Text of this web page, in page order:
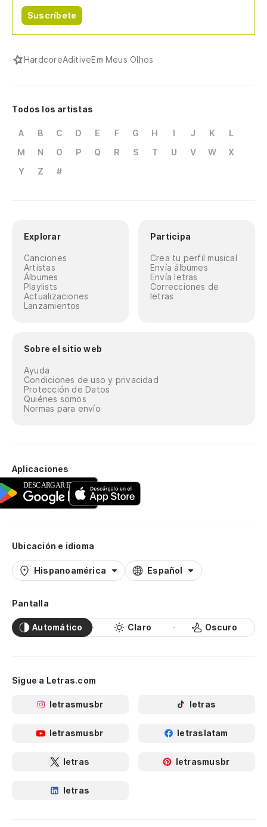
Suscríbete
HardcoreAditiveEm Meus Olhos
Todos los artistas
A B C D E F G H I J K
L
M
N O P Q R S T U V W
X
Y
Z #
Explorar
Canciones
Artistas
Álbumes
Playlists
Actualizaciones
Lanzamientos
Participa
Crea tu perfil musical
Envía álbumes
Envía letras
Correcciones de
letras
Sobre el sitio web
Ayuda
Condiciones de uso y privacidad
Protección de Datos
Quiénes somos
Normas para envío
Aplicaciones
Ubicación e idioma
Hispanoamérica Español
Pantalla
Automático Claro Oscuro
Sigue a Letras.com
letrasmusbr letras
letrasmusbr letraslatam
letras letrasmusbr
letras